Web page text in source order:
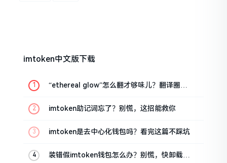
imtoken中文版下载
“ethereal glow”怎么翻才够味儿？翻译圈老
imtoken助记词忘了？别慌，这招能救你
imtoken是去中心化钱包吗？看完这篇不踩坑
装错假imtoken钱包怎么办？别慌，快卸载，